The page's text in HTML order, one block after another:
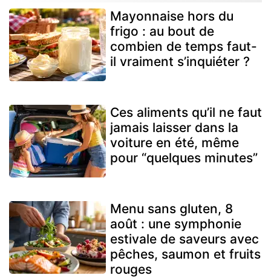
Mayonnaise hors du
frigo : au bout de
combien de temps faut-
il vraiment s’inquiéter ?
Ces aliments qu’il ne faut
jamais laisser dans la
voiture en été, même
pour “quelques minutes”
Menu sans gluten, 8
août : une symphonie
estivale de saveurs avec
pêches, saumon et fruits
rouges